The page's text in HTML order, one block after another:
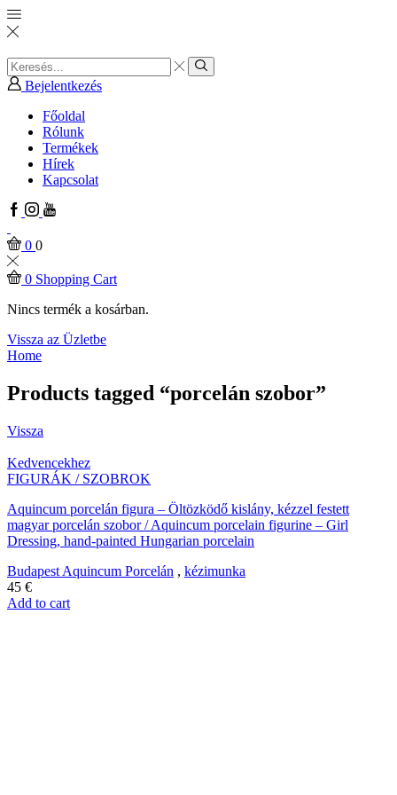
Search
input
Search
Bejelentkezés
Főoldal
Rólunk
Termékek
Hírek
Kapcsolat
Facebook
Instagram
Youtube
0 0
0 Shopping Cart
Nincs termék a kosárban.
Vissza az Üzletbe
Home
Products tagged “porcelán szobor”
Vissza
Kedvencekhez
FIGURÁK / SZOBROK
Aquincum porcelán figura – Öltözködő kislány, kézzel festett
magyar porcelán szobor / Aquincum porcelain figurine – Girl
Dressing, hand-painted Hungarian porcelain
Budapest Aquincum Porcelán , kézimunka
45 €
Add to cart